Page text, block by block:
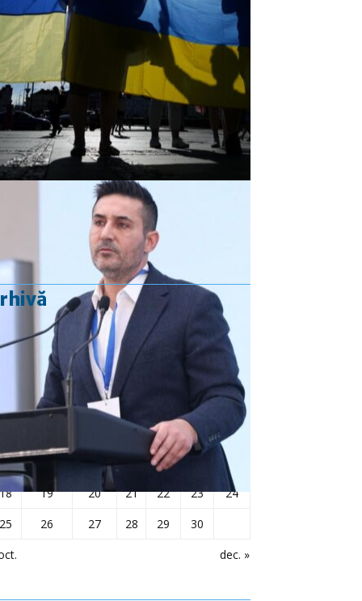
Curs valutar: 07 Aug 2026
EUR
: 5,2554 RON
+0,0041 ▲
: 4,5584 RON
+0,0077 ▲
: 5,6244 RON
+0,0023 ▲
GBP : 6,1277 RON
+0,0041 ▲
Convertor valutar
»
noiembrie 2024
Ma Mi D
dec. »
2
3
7 8 9
10
15
17
19 20 21 22 23
24
25
26 27 28 29 30